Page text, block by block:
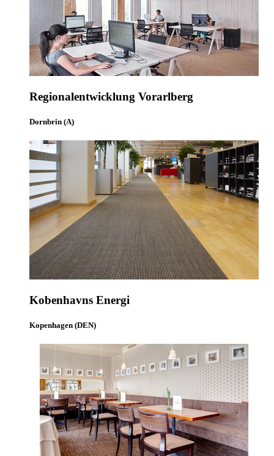
Regionalentwicklung Vorarlberg
Dornbrin (A)
Kobenhavns Energi
Kopenhagen (DEN)